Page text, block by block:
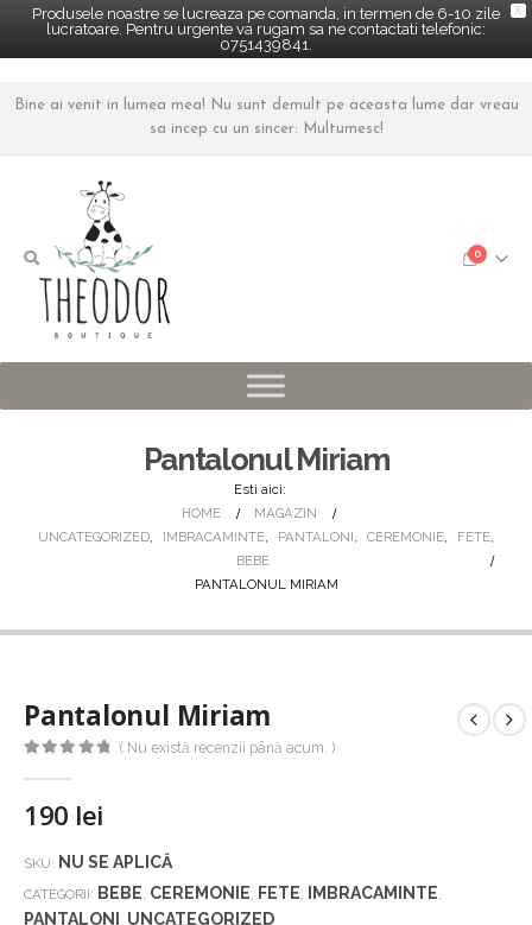
X
Produsele noastre se lucreaza pe comanda, in termen de 6-10 zile
lucratoare. Pentru urgente va rugam sa ne contactati telefonic:
0751439841.
Bine ai venit in lumea mea! Nu sunt demult pe aceasta lume dar vreau
sa incep cu un sincer: Multumesc!
0
Pantalonul Miriam
Esti aici:
HOME
MAGAZIN
UNCATEGORIZED, IMBRACAMINTE, PANTALONI, CEREMONIE, FETE,
BEBE
PANTALONUL MIRIAM
Pantalonul Miriam
( Nu există recenzii până acum. )
190 lei
SKU: NU SE APLICĂ
CATEGORII: BEBE, CEREMONIE, FETE, IMBRACAMINTE,
PANTALONI , UNCATEGORIZED